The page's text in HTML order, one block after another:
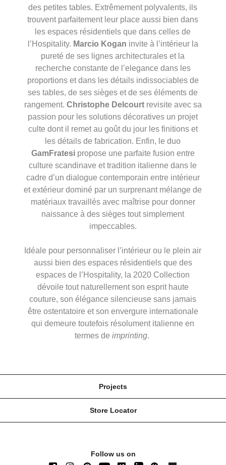
des petites tables. Extrêmement polyvalents, ils
trouvent parfaitement leur place aussi bien dans
les espaces résidentiels que dans celles de
l’Hospitality. Marcio Kogan invite à l’intérieur la
pureté de ses lignes architecturales et la
recherche constante de l’elegance dans les
proportions et dans les détails indissociables de
ses tables, de ses sièges et de ses éléments de
rangement. Christophe Delcourtrevisite avec sa
passion pour les solutions décoratives un projet
culte dont il remet au goût du jour les finitions et
les détails de fabrication. Enfin, le duo
GamFratesipropose une parfaite fusion entre
culture scandinave et tradition italienne dans le
cadre d’un dialogue contemporain entre intérieur
et extérieur dominé par un surprenant mélange de
matériaux travaillés avec maîtrise pour donner
naissance à des sièges tout simplement
impeccables.
Idéale pour personnaliser l’intérieur ou le plein air
aussi bien des espaces résidentiels que des
espaces de l’Hospitality, la 2020 Collection
dévoile tout naturellement son esprit haute
couture, son élégance silencieuse sans jamais
être ostentatoire et son envergure internationale
qui demeure toutefois résolument italienne en
termes de imprinting.
Projects
Store Locator
Follow us on